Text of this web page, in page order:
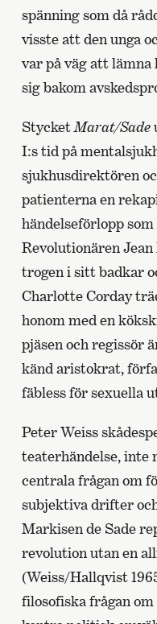
spänning som då
visste att den unga
var på väg att
sig bakom
StycketMarat/Sade
I:s tid på
sjukhusdirektören
patienterna en
händelseförlopp
Revolutionären
trogen i sitt badkar
Charlotte Corday
honom med en
pjäsen och regissör
känd aristokrat,
fäbless för sexuella
Peter Weiss
teaterhändelse, inte
centrala frågan om
subjektiva drifter
Markisen de Sade
revolution utan en
(Weiss/Hallqvist
filosofiska frågan